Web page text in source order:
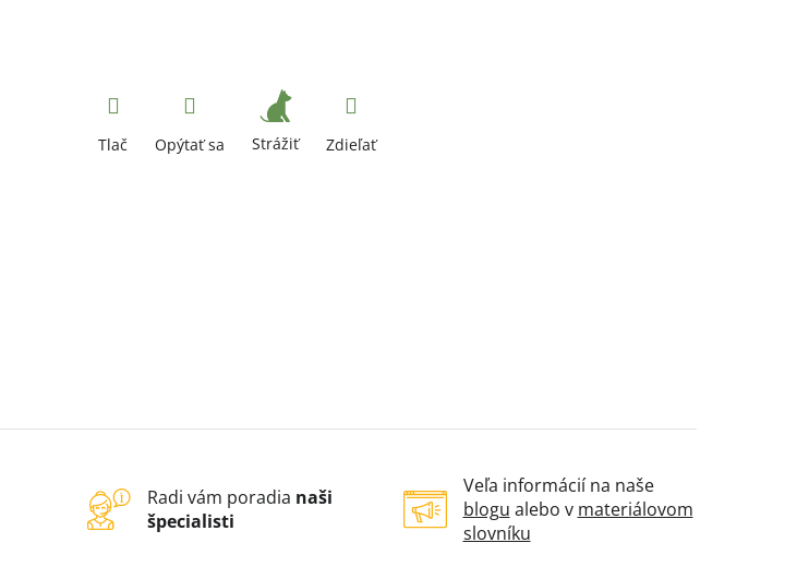
Tlač Opýtať sa Strážiť Zdieľať
Radi vám poradia naši
špecialisti
Veľa informácií na naše
blogu alebo v materiálovom
slovníku